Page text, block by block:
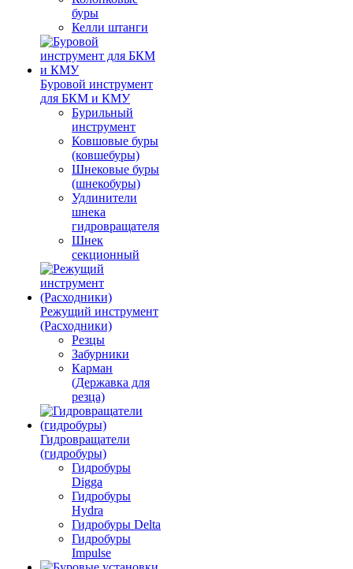
буры
Келли штанги
Буровой инструмент
для БКМ и КМУ
Бурильный
инструмент
Ковшовые буры
(ковшебуры)
Шнековые буры
(шнекобуры)
Удлинители
шнека
гидровращателя
Шнек
секционный
Режущий инструмент
(Расходники)
Резцы
Забурники
Карман
(Державка для
резца)
Гидровращатели
(гидробуры)
Гидробуры
Digga
Гидробуры
Hydra
Гидробуры Delta
Гидробуры
Impulse